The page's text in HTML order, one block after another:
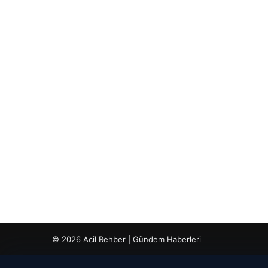
© 2026 Acil Rehber | Gündem Haberleri